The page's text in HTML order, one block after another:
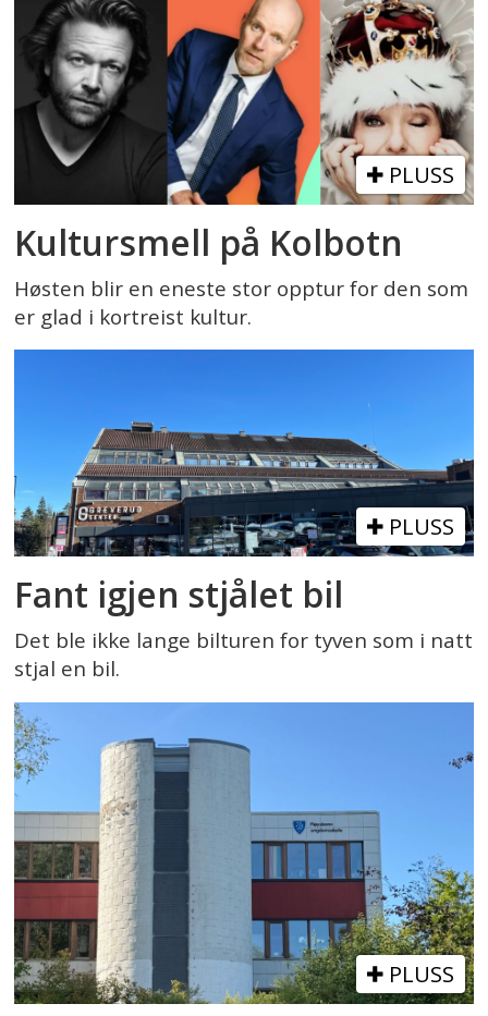
PLUSS
Kultursmell på Kolbotn
Høsten blir en eneste stor opptur for den som
er glad i kortreist kultur.
PLUSS
Fant igjen stjålet bil
Det ble ikke lange bilturen for tyven som i natt
stjal en bil.
PLUSS